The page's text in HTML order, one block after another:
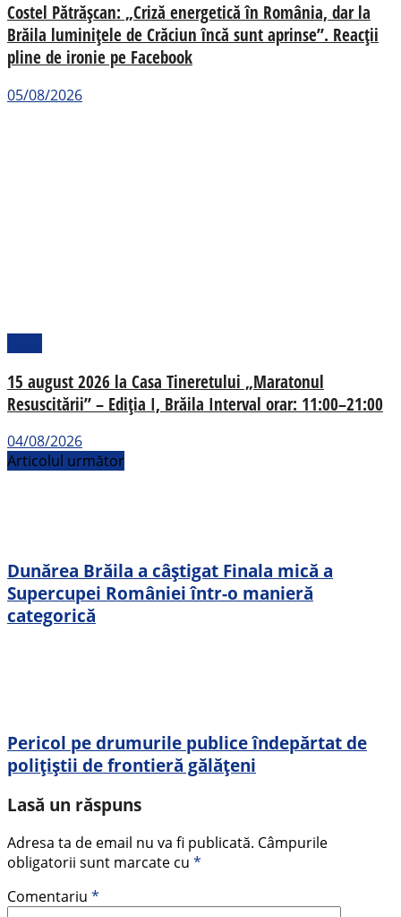
Costel Pătrășcan: „Criză energetică în România, dar la
Brăila luminițele de Crăciun încă sunt aprinse”. Reacții
pline de ironie pe Facebook
05/08/2026
15 august 2026 la Casa Tineretului „Maratonul
Resuscitării” – Ediția I, Brăila Interval orar: 11:00–21:00
04/08/2026
Articolul următor
Dunărea Brăila a câștigat Finala mică a
Supercupei României într-o manieră
categorică
Pericol pe drumurile publice îndepărtat de
polițiștii de frontieră gălățeni
Lasă un răspuns
Adresa ta de email nu va fi publicată. Câmpurile
obligatorii sunt marcate cu *
Comentariu *